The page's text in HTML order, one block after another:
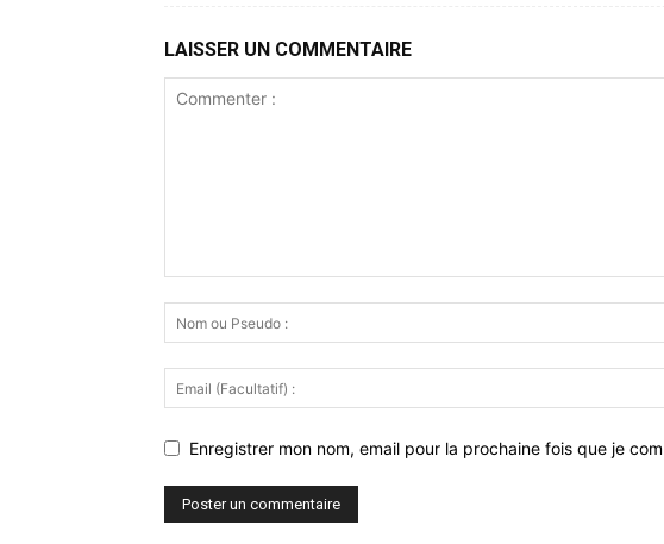
LAISSER UN COMMENTAIRE
Enregistrer mon nom, email pour la prochaine fois que je